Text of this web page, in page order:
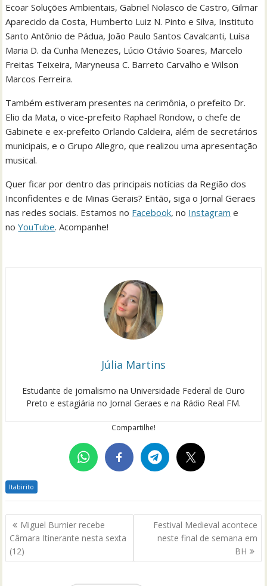
Ecoar Soluções Ambientais, Gabriel Nolasco de Castro, Gilmar
Aparecido da Costa, Humberto Luiz N. Pinto e Silva, Instituto
Santo Antônio de Pádua, João Paulo Santos Cavalcanti, Luísa
Maria D. da Cunha Menezes, Lúcio Otávio Soares, Marcelo
Freitas Teixeira, Maryneusa C. Barreto Carvalho e Wilson
Marcos Ferreira.
Também estiveram presentes na cerimônia, o prefeito Dr.
Elio da Mata, o vice-prefeito Raphael Rondow, o chefe de
Gabinete e ex-prefeito Orlando Caldeira, além de secretários
municipais, e o Grupo Allegro, que realizou uma apresentação
musical.
Quer ficar por dentro das principais notícias da Região dos
Inconfidentes e de Minas Gerais? Então, siga o Jornal Geraes
nas redes sociais. Estamos no Facebook, no Instagram e
noYouTube. Acompanhe!
Júlia Martins
Estudante de jornalismo na Universidade Federal de Ouro
Preto e estagiária no Jornal Geraes e na Rádio Real FM.
Compartilhe!
Itabirito
Navegação
de
Post
Miguel Burnier recebe
Câmara Itinerante nesta sexta
(12)
Festival Medieval acontece
neste final de semana em
BH